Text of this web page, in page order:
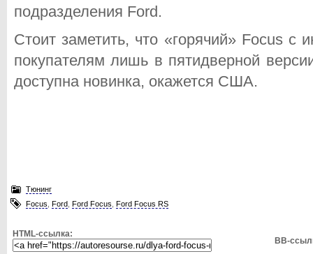
подразделения Ford.
Стоит заметить, что «горячий» Focus с
покупателям лишь в пятидверной
доступна новинка, окажется США.
Тюнинг
Focus Ford Ford Focus Ford Focus RS
HTML-ссылка:
BB-